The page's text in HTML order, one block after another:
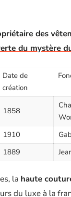
des
du mystère
Date de
création
1858
1910
1889
la haute
du luxe à la